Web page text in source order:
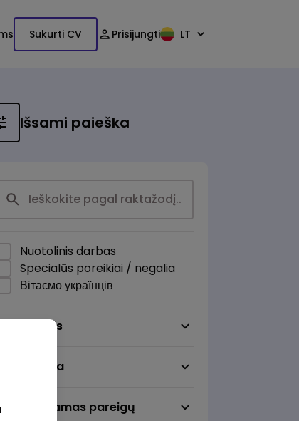
Sukurti CV Prisijungti LT
Išsami paieška
Nuotolinis darbas
Specialūs poreikiai / negalia
Вітаємо українців
Darbo sritis
Darbo vieta
pareigų